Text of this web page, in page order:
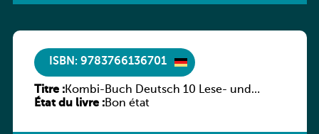
ISBN: 9783766136701
Titre :Kombi-Buch Deutsch 10 Lese- und
Sprachbuch
État du livre :Bon état